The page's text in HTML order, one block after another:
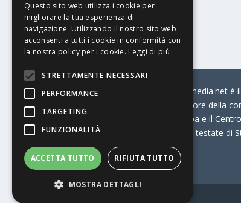
© Stratego Group –
stampamedia.net
per chi opera in Italia nel settore della
Connection, i Big della Stampa e il
Stampamedia.net è una delle testate di
Partita IVA07921450156
Questo sito web utilizza i cookie per
migliorare la tua esperienza di
navigazione. Utilizzando il nostro sito web
acconsenti a tutti i cookie in conformità con
la nostra policy per i cookie. Leggi di più
STRETTAMENTE NECESSARI
PERFORMANCE
TARGETING
FUNZIONALITÀ
ACCETTA TUTTO RIFIUTA TUTTO
MOSTRA DETTAGLI